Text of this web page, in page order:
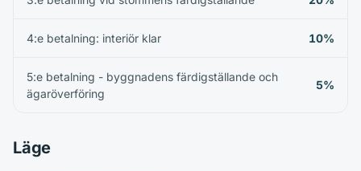
4:e betalning: interiör klar 10%
5:e betalning - byggnadens färdigställande och
ägaröverföring
5%
Läge